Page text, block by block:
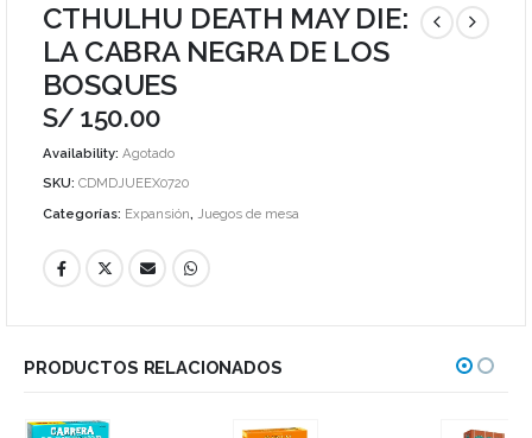
CTHULHU DEATH MAY DIE:
LA CABRA NEGRA DE LOS
BOSQUES
S/ 150.00
Availability: Agotado
SKU: CDMDJUEEX0720
Categorías: Expansión, Juegos de mesa
PRODUCTOS RELACIONADOS